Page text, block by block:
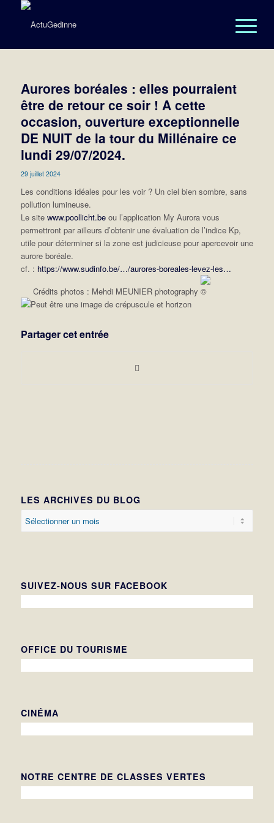
Aurores boréales : elles pourraient
être de retour ce soir ! A cette
occasion, ouverture exceptionnelle
DE NUIT de la tour du Millénaire ce
lundi 29/07/2024.
29 juillet 2024
Les conditions idéales pour les voir ? Un ciel bien sombre, sans
pollution lumineuse.
Le site www.poollicht.beou l’application My Aurora vous
permettront par ailleurs d’obtenir une évaluation de l’indice Kp,
utile pour déterminer si la zone est judicieuse pour apercevoir une
aurore boréale.
cf. : https://www.sudinfo.be/…/aurores-boreales-levez-les…
Crédits photos : Mehdi MEUNIER photography
Partager cet entrée
LES ARCHIVES DU BLOG
SUIVEZ-NOUS SUR FACEBOOK
OFFICE DU TOURISME
CINÉMA
NOTRE CENTRE DE CLASSES VERTES